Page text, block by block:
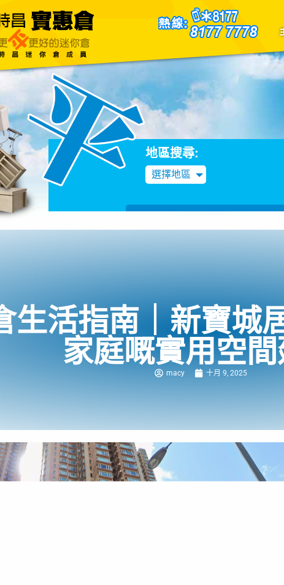
關於我們 聯絡我們
地區搜尋:
選擇地區
生活指南｜新寶城
家庭嘅實用空
macy 十月 9, 2025